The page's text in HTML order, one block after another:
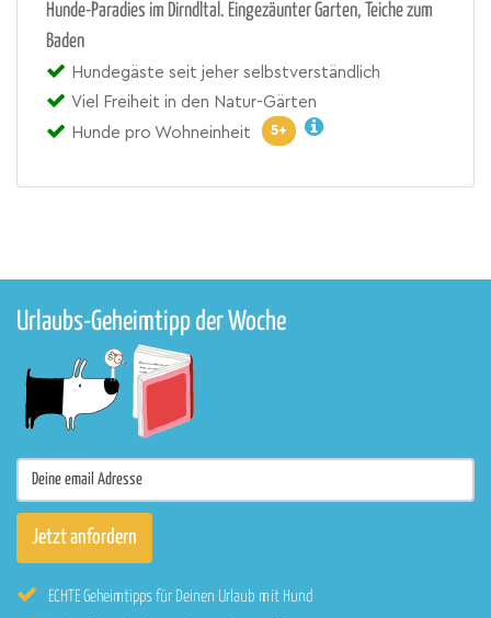
Hunde-Paradies im Dirndltal. Eingezäunter Garten, Teiche zum
Baden
Hundegäste seit jeher selbstverständlich
Viel Freiheit in den Natur-Gärten
Hunde pro Wohneinheit
5+
Urlaubs-Geheimtipp der Woche
ECHTE Geheimtipps für Deinen Urlaub mit Hund